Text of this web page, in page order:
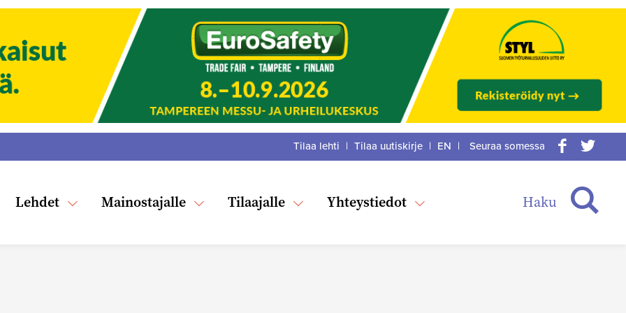
Lehdet Mainostajalle Tilaajalle Yhteystiedot Haku
Tilaa lehti | Tilaa uutiskirje | EN |
Seuraa somessa
:Facebook
Twitter